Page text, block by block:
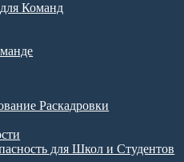
Команд
Раскадровки
для Школ и Студентов